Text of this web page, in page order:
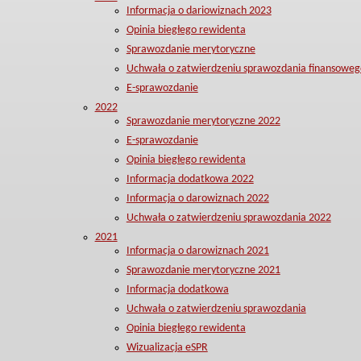
Informacja o dariowiznach 2023
Opinia biegłego rewidenta
Sprawozdanie merytoryczne
Uchwała o zatwierdzeniu sprawozdania
E-sprawozdanie
2022
Sprawozdanie merytoryczne 2022
E-sprawozdanie
Opinia biegłego rewidenta
Informacja dodatkowa 2022
Informacja o darowiznach 2022
Uchwała o zatwierdzeniu sprawozdania 2022
2021
Informacja o darowiznach 2021
Sprawozdanie merytoryczne 2021
Informacja dodatkowa
Uchwała o zatwierdzeniu sprawozdania
Opinia biegłego rewidenta
Wizualizacja eSPR